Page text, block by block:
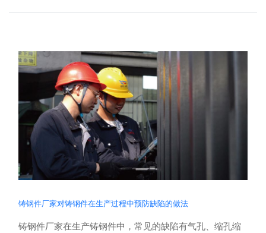
铸钢件厂家对铸钢件在生产过程中预防缺陷的做法
铸钢件厂家在生产铸钢件中，常见的缺陷有气孔、缩孔缩